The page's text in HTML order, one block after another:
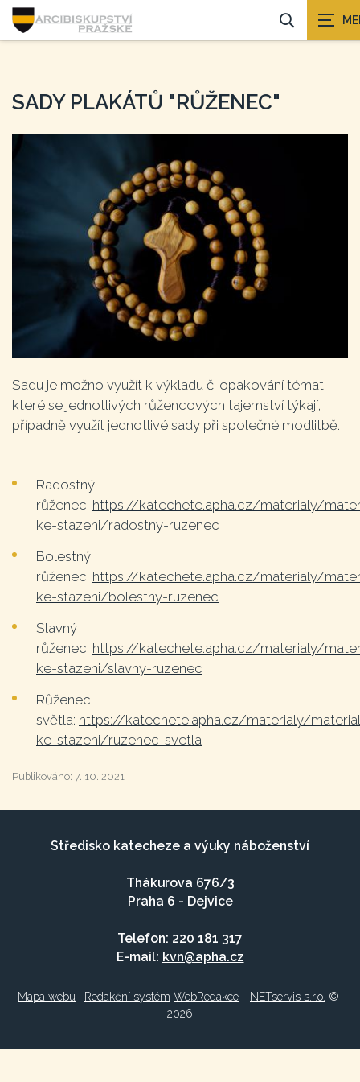
SADY PLAKÁTŮ "RŮŽENEC"
Sadu je možno využít k výkladu či opakování témat,
které se jednotlivých růžencových tajemství týkají,
případně využít jednotlivé sady při společné modlitbě.
Radostný
růženec: https://katechete.apha.cz/materialy/
ke-stazeni/radostny-ruzenec
Bolestný
růženec: https://katechete.apha.cz/materialy/
ke-stazeni/bolestny-ruzenec
Slavný
růženec: https://katechete.apha.cz/materialy/
ke-stazeni/slavny-ruzenec
Růženec
světla: https://katechete.apha.cz/materialy/
ke-stazeni/ruzenec-svetla
Publikováno: 7. 10. 2021
Středisko katecheze a výuky náboženství
Thákurova 676/3
Praha 6 - Dejvice
Telefon: 220 181 317
E-mail: kvn@apha.cz
Mapa webu Redakční systém WebRedakce - NETservis s.r.o. ©
2026